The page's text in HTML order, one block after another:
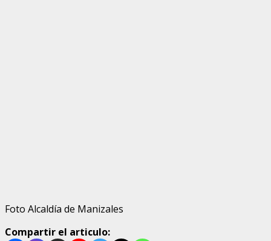
Foto Alcaldía de Manizales
Compartir el articulo: